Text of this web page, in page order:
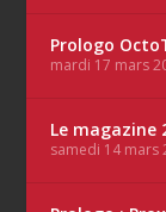
Prologo
mardi 17 mars
Le magazine
samedi 14 mars